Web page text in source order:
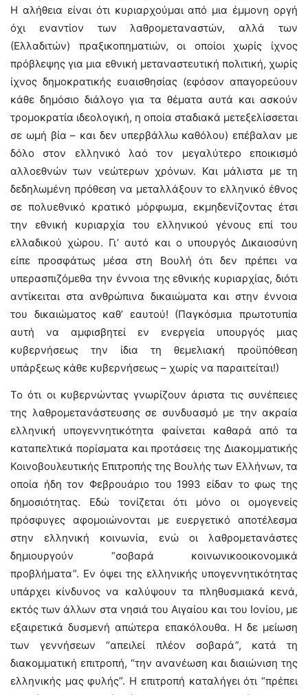
Η αλήθεια είναι ότι κυριαρχούμαι από μια έμμονη οργή
όχι εναντίον των λαθρομεταναστών, αλλά των
(Ελλαδιτών) πραξικοπηματιών, οι οποίοι χωρίς ίχνος
πρόβλεψης για μια εθνική μεταναστευτική πολιτική, χωρίς
ίχνος δημοκρατικής ευαισθησίας (εφόσον απαγορεύουν
κάθε δημόσιο διάλογο για τα θέματα αυτά και ασκούν
τρομοκρατία ιδεολογική, η οποία σταδιακά μετεξελίσσεται
σε ωμή βία – και δεν υπερβάλλω καθόλου) επέβαλαν με
δόλο στον ελληνικό λαό τον μεγαλύτερο εποικισμό
αλλοεθνών των νεώτερων χρόνων. Και μάλιστα με τη
δεδηλωμένη πρόθεση να μεταλλάξουν το ελληνικό έθνος
σε πολυεθνικό κρατικό μόρφωμα, εκμηδενίζοντας έτσι
την εθνική κυριαρχία του ελληνικού γένους επί του
ελλαδικού χώρου. Γι’ αυτό και ο υπουργός Δικαιοσύνη
είπε προσφάτως μέσα στη Βουλή ότι δεν πρέπει να
υπερασπιζόμεθα την έννοια της εθνικής κυριαρχίας, διότι
αντίκειται στα ανθρώπινα δικαιώματα και στην έννοια
του δικαιώματος καθ’ εαυτού! (Παγκόσμια πρωτοτυπία
αυτή να αμφισβητεί εν ενεργεία υπουργός μιας
κυβερνήσεως την ίδια τη θεμελιακή προϋπόθεση
υπάρξεως κάθε κυβερνήσεως – χωρίς να παραιτείται!)
Το ότι οι κυβερνώντας γνωρίζουν άριστα τις συνέπειες
της λαθρομετανάστευσης σε συνδυασμό με την ακραία
ελληνική υπογεννητικότητα φαίνεται καθαρά από τα
καταπελτικά πορίσματα και προτάσεις της Διακομματικής
Κοινοβουλευτικής Επιτροπής της Βουλής των Ελλήνων, τα
οποία ήδη τον Φεβρουάριο του 1993 είδαν το φως της
δημοσιότητας. Εδώ τονίζεται ότι μόνο οι ομογενείς
πρόσφυγες αφομοιώνονται με ευεργετικό αποτέλεσμα
στην ελληνική κοινωνία, ενώ οι λαθρομετανάστες
δημιουργούν “σοβαρά κοινωνικοοικονομικά
προβλήματα”. Εν όψει της ελληνικής υπογεννητικότητας
υπάρχει κίνδυνος να καλύψουν τα πληθυσμιακά κενά,
εκτός των άλλων στα νησιά του Αιγαίου και του Ιονίου, με
εξαιρετικά δυσμενή απώτερα επακόλουθα. Η δε μείωση
των γεννήσεων “απειλεί πλέον σοβαρά”, κατά τη
διακομματική επιτροπή, “την ανανέωση και διαιώνιση της
ελληνικής μας φυλής”. Η επιτροπή καταλήγει ότι “πρέπει